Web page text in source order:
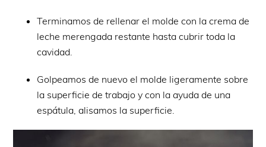
Terminamos de rellenar el molde con la crema de
leche merengada restante hasta cubrir toda la
cavidad.
Golpeamos de nuevo el molde ligeramente sobre
la superficie de trabajo y con la ayuda de una
espátula, alisamos la superficie.